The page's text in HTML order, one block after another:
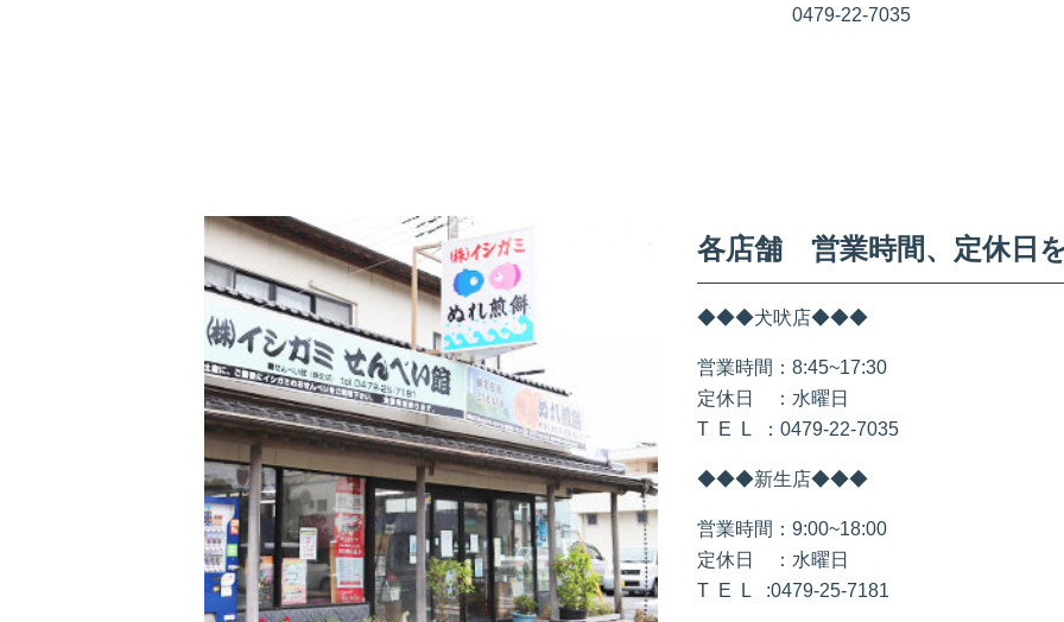
0479-22-7035
各店舗 営業時間、定休日
◆◆◆犬吠店◆◆◆
営業時間：8:45~17:30
定休日 ：水曜日
T E L ：0479-22-7035
◆◆◆新生店◆◆◆
営業時間：9:00~18:00
定休日 ：水曜日
T E L :0479-25-7181